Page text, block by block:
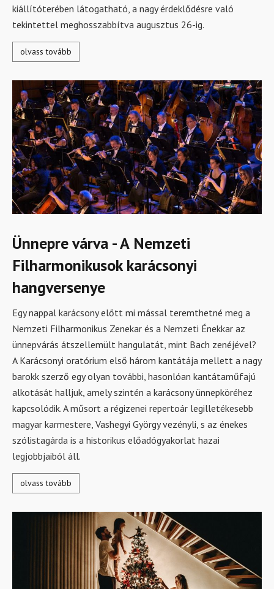
kiállítóterében látogatható, a nagy érdeklődésre való
tekintettel meghosszabbítva augusztus 26-ig.
olvass tovább
Ünnepre várva - A Nemzeti
Filharmonikusok karácsonyi
hangversenye
Egy nappal karácsony előtt mi mással teremthetné meg a
Nemzeti Filharmonikus Zenekar és a Nemzeti Énekkar az
ünnepvárás átszellemült hangulatát, mint Bach zenéjével?
A Karácsonyi oratórium első három kantátája mellett a nagy
barokk szerző egy olyan további, hasonlóan kantátaműfajú
alkotását halljuk, amely szintén a karácsony ünnepköréhez
kapcsolódik. A műsort a régizenei repertoár legilletékesebb
magyar karmestere, Vashegyi György vezényli, s az énekes
szólistagárda is a historikus előadógyakorlat hazai
legjobbjaiból áll.
olvass tovább